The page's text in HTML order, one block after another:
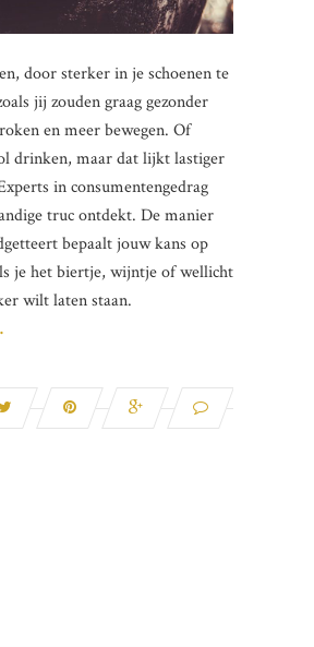
door sterker in je schoenen te
jij zouden graag gezonder
en meer bewegen. Of
drinken, maar dat lijkt lastiger
in consumentengedrag
truc ontdekt. De manier
bepaalt jouw kans op
je het biertje, wijntje of wellicht
wilt laten staan.